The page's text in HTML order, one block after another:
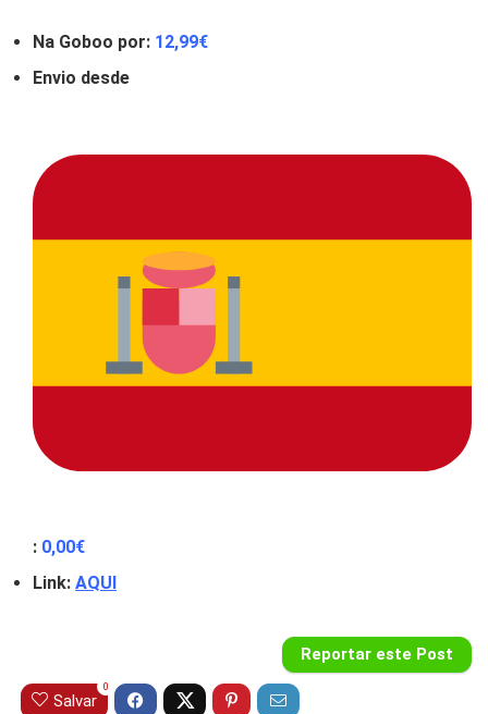
Na Goboo por: 12,99€
Envio desde
: 0,00€
Link: AQUI
Reportar este Post
Salvar
0